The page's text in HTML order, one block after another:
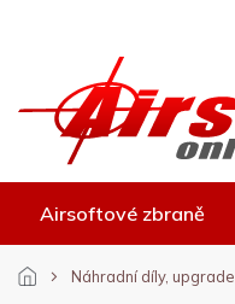
Airsoftové zbraně
Náhradní díly, upgrade